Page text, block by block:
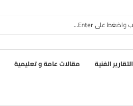
التقارير الفنية مقالات عامة و تعليمية